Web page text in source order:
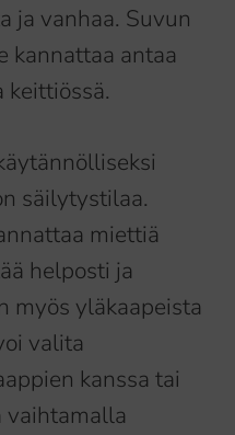
ja vanhaa. Suvun
kannattaa antaa
keittiössä.
säilytystilaa.
miettiä
helposti ja
myös yläkaapeista
valita
kanssa tai
vaihtamalla